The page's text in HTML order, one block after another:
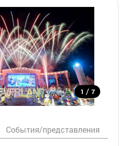
1 / 7
События/представления